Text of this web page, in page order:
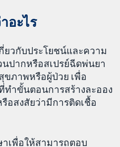
อะไร
วกับประโยชน์และความ
นปากหรือสเปรย์ฉีดพ่นยา
ภาพหรือผู้ป่วย เพื่อ
ำขั้นตอนการสร้างละออง
อสงสัยว่ามีการติดเชื้อ
าเพื่อให้สามารถตอบ